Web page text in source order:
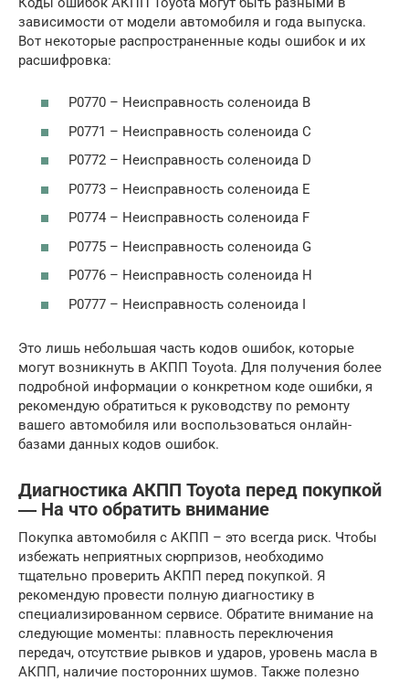
зависимости от модели автомобиля и года выпуска.
Вот некоторые распространенные коды ошибок и их
расшифровка:
P0770 – Неисправность соленоида B
P0771 – Неисправность соленоида C
P0772 – Неисправность соленоида D
P0773 – Неисправность соленоида E
P0774 – Неисправность соленоида F
P0775 – Неисправность соленоида G
P0776 – Неисправность соленоида H
P0777 – Неисправность соленоида I
Это лишь небольшая часть кодов ошибок, которые
могут возникнуть в АКПП Toyota. Для получения более
подробной информации о конкретном коде ошибки, я
рекомендую обратиться к руководству по ремонту
вашего автомобиля или воспользоваться онлайн-
базами данных кодов ошибок.
Диагностика АКПП Toyota перед покупкой
― На что обратить внимание
Покупка автомобиля с АКПП – это всегда риск. Чтобы
избежать неприятных сюрпризов, необходимо
тщательно проверить АКПП перед покупкой. Я
рекомендую провести полную диагностику в
специализированном сервисе. Обратите внимание на
следующие моменты: плавность переключения
передач, отсутствие рывков и ударов, уровень масла в
АКПП, наличие посторонних шумов. Также полезно